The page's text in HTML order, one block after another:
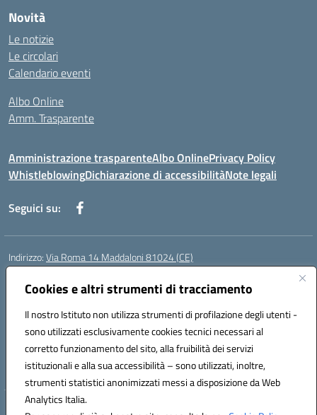
Cookies e altri strumenti di tracciamento
Il nostro Istituto non utilizza strumenti di profilazione degli utenti -
sono utilizzati esclusivamente cookies tecnici necessari al
corretto funzionamento del sito, alla fruibilità dei servizi
istituzionali e alla sua accessibilità – sono utilizzati, inoltre,
strumenti statistici anonimizzati messi a disposizione da Web
Analytics Italia.
Novità
Le notizie
Le circolari
Calendario eventi
Albo Online
Amm. Trasparente
Amministrazione trasparenteAlbo OnlinePrivacy Policy
WhistleblowingDichiarazione di accessibilitàNote legali
Seguici su:
Indirizzo:Via Roma 14 Maddaloni 81024 (CE)
Centralino:
Posta elettronica certificata (PEC):ceic8an00r@pec.istruzione.it
Codice fiscale: 80006190617
Codice meccanografico:CEIC8AN00R
Codice Indice delle Pubbliche Amministrazioni (IPA): icmvce
Codice unico di fatturazione (CUF): UFORSV
Hosting & Powered by 3D Solution S.r.l.